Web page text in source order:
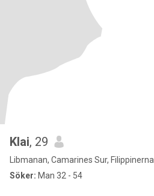
Klai, 29
Libmanan, Camarines Sur, Filippinerna
Söker: Man 32 - 54